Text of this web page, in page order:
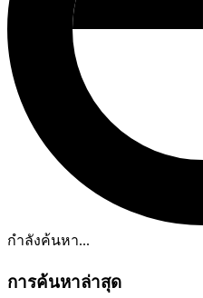
กำลังค้นหา...
การค้นหาล่าสุด